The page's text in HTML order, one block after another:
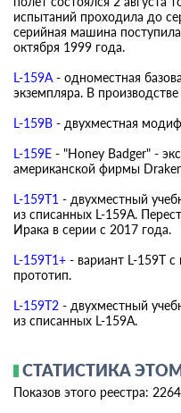
испытаний проходила до
серийная машина
октября 1999 года.
L-159A - одноместная
экземпляра. В
L-159B - двухместная
L-159E - "Honey Badger" -
американской фирмы
L-159T1 - двухместный
из списанных L-159A.
Ирака в серии с 2017 года.
L-159T1+ - вариант L-159T
прототип.
L-159T2 - двухместный
из списанных L-159A.
СТАТИСТИКА
Показов этого реестра: 2264